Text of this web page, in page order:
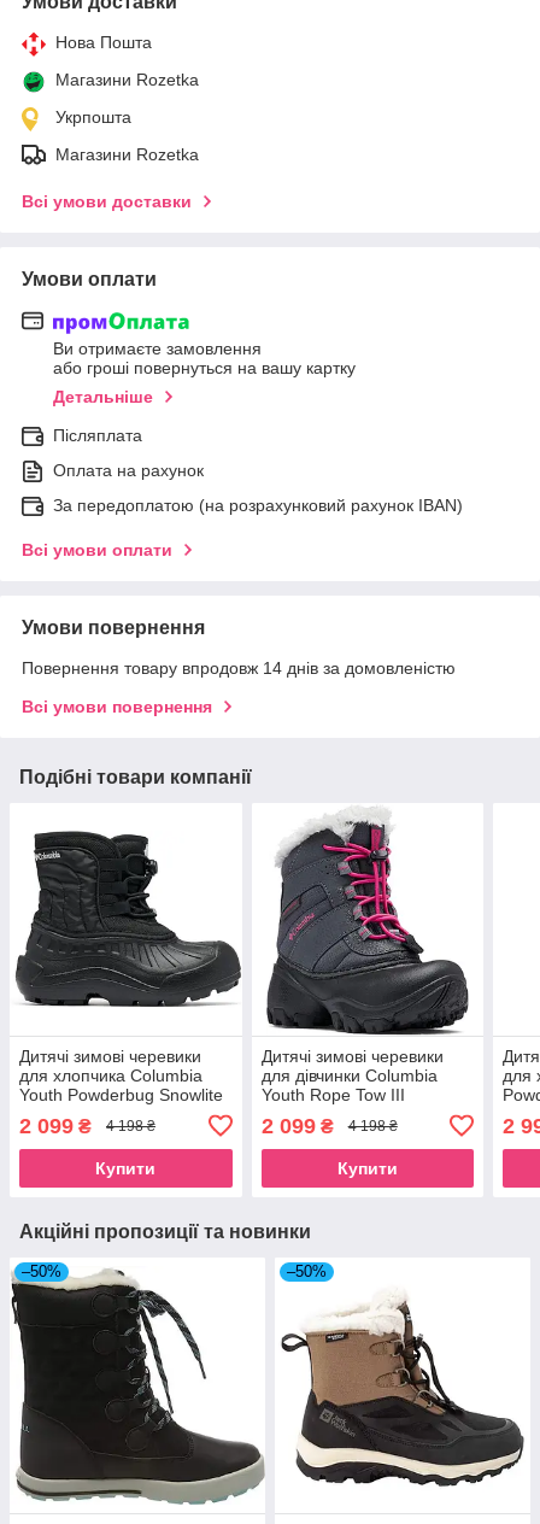
Нова Пошта
Магазини Rozetka
Укрпошта
Магазини Rozetka
Всі умови доставки
Умови оплати
Ви отримаєте замовлення
або гроші повернуться на вашу картку
Детальніше
Післяплата
Оплата на рахунок
За передоплатою (на розрахунковий рахунок IBAN)
Всі умови оплати
Умови повернення
Повернення товару впродовж 14 днів за домовленістю
Всі умови повернення
Подібні товари компанії
Дитячі зимові черевики
для хлопчика Columbia
Youth Powderbug Snowlite
Lace 36 Чорний (2103521)
2 099 ₴ 4 198 ₴
Купити
Дитячі зимові черевики
для дівчинки Columbia
Youth Rope Tow III
Dark/Grey/Haute/Pink 33
сірі (BC1323-089)
2 099₴ 4 198 ₴
Купити
для
2
Акційні пропозиції та новинки
–50% –50%